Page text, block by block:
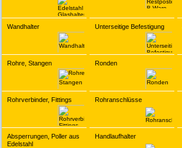
Wandhalter Unterseitige Befestigung
Rohre, Stangen Ronden
Rohrverbinder, Fittings Rohranschlüsse
Absperrungen, Poller aus
Edelstahl
Handlaufhalter